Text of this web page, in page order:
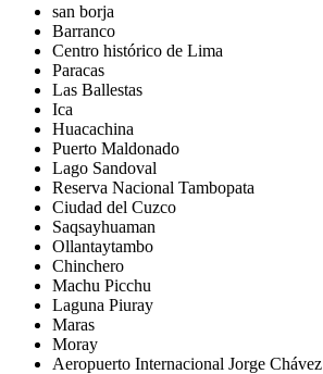
san borja
Barranco
Centro histórico de Lima
Paracas
Las Ballestas
Ica
Huacachina
Puerto Maldonado
Lago Sandoval
Reserva Nacional Tambopata
Ciudad del Cuzco
Saqsayhuaman
Ollantaytambo
Chinchero
Machu Picchu
Laguna Piuray
Maras
Moray
Aeropuerto Internacional Jorge Chávez